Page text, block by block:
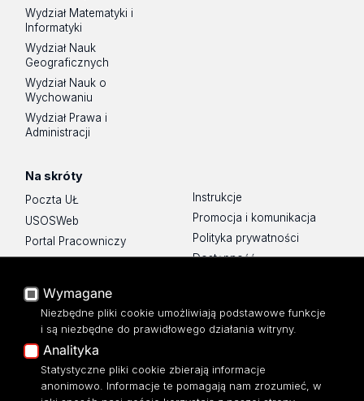
Wydział Matematyki i
Informatyki
Wydział Nauk
Geograficznych
Wydział Nauk o
Wychowaniu
Wydział Prawa i
Administracji
Na skróty
Poczta UŁ
USOSWeb
Portal Pracowniczy
Baza Aktów Własnych
Moodle
Eksperci UŁ
Polityka Prywatności
Dostępność
Instrukcje
Promocja i komunikacja
Polityka prywatności
Dostępność
Bufet ☕
Wymagane
Niezbędne pliki cookie umożliwiają podstawowe funkcje
i są niezbędne do prawidłowego działania witryny.
Analityka
Statystyczne pliki cookie zbierają informacje
anonimowo. Informacje te pomagają nam zrozumieć, w